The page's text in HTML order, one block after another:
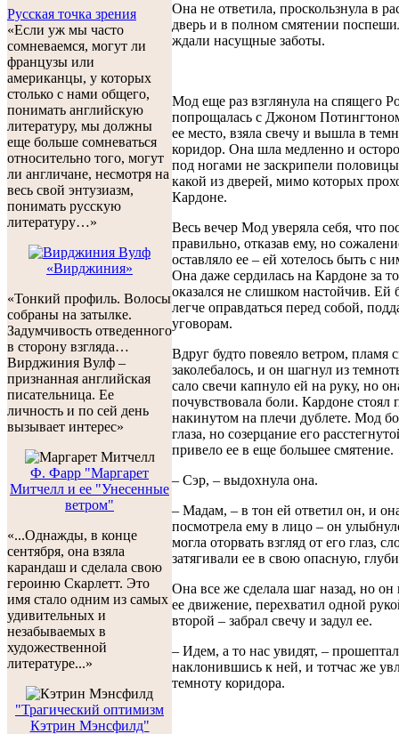
Русская точка зрения
«Если уж мы часто
сомневаемся, могут ли
французы или
американцы, у которых
столько с нами общего,
понимать английскую
литературу, мы должны
еще больше сомневаться
относительно того, могут
ли англичане, несмотря на
весь свой энтузиазм,
понимать русскую
литературу…»
«Вирджиния»
«Тонкий профиль. Волосы
собраны на затылке.
Задумчивость отведенного
в сторону взгляда…
Вирджиния Вулф –
признанная английская
писательница. Ее
личность и по сей день
вызывает интерес»
Ф. Фарр "Маргарет
Митчелл и ее "Унесенные
ветром"
«...Однажды, в конце
сентября, она взяла
карандаш и сделала свою
героиню Скарлетт. Это
имя стало одним из самых
удивительных и
незабываемых в
художественной
литературе...»
"Трагический оптимизм
Кэтрин Мэнсфилд"
Она не ответила, проскользнула в
дверь и в полном смятении
ждали насущные заботы.
Мод еще раз взглянула на спящего
попрощалась с Джоном
ее место, взяла свечу и вышла в
коридор. Она шла медленно и
под ногами не заскрипели
какой из дверей, мимо которых
Кардоне.
Весь вечер Мод уверяла себя, что
правильно, отказав ему, но
оставляло ее – ей хотелось быть с
Она даже сердилась на Кардоне за
оказался не слишком настойчив. Ей
легче оправдаться перед собой,
уговорам.
Вдруг будто повеяло ветром, пламя
заколебалось, и он шагнул из
сало свечи капнуло ей на руку, но
почувствовала боли. Кардоне стоял
накинутом на плечи дублете. Мод
глаза, но созерцание его
привело ее в еще большее смятение.
– Сэр, – выдохнула она.
– Мадам, – в тон ей ответил он, и
посмотрела ему в лицо – он
могла оторвать взгляд от его глаз,
затягивали ее в свою опасную,
Она все же сделала шаг назад, но он
ее движение, перехватил одной
второй – забрал свечу и задул ее.
– Идем, а то нас увидят, –
наклонившись к ней, и тотчас же
темноту коридора.